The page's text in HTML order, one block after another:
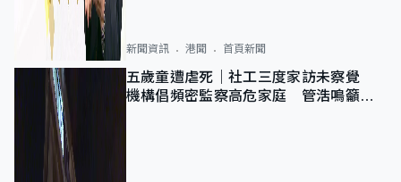
新聞資訊 港聞 首頁新聞
五歲童遭虐死｜社工三度家訪未察覺
機構倡頻密監察高危家庭 管浩鳴籲加